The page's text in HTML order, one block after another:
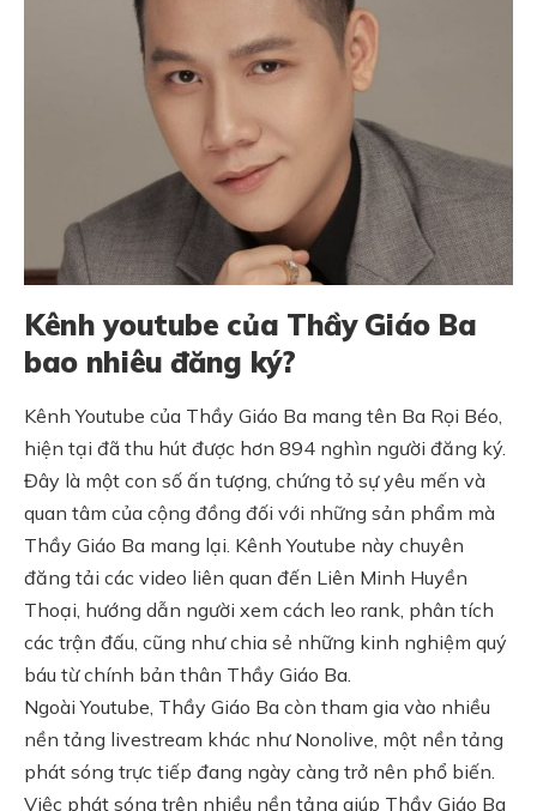
Kênh youtube của Thầy Giáo Ba
bao nhiêu đăng ký?
Kênh Youtube của Thầy Giáo Ba mang tên Ba Rọi Béo,
hiện tại đã thu hút được hơn 894 nghìn người đăng ký.
Đây là một con số ấn tượng, chứng tỏ sự yêu mến và
quan tâm của cộng đồng đối với những sản phẩm mà
Thầy Giáo Ba mang lại. Kênh Youtube này chuyên
đăng tải các video liên quan đến Liên Minh Huyền
Thoại, hướng dẫn người xem cách leo rank, phân tích
các trận đấu, cũng như chia sẻ những kinh nghiệm quý
báu từ chính bản thân Thầy Giáo Ba.
Ngoài Youtube, Thầy Giáo Ba còn tham gia vào nhiều
nền tảng livestream khác như Nonolive, một nền tảng
phát sóng trực tiếp đang ngày càng trở nên phổ biến.
Việc phát sóng trên nhiều nền tảng giúp Thầy Giáo Ba